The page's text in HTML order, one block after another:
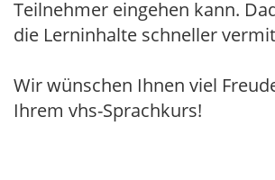
Teilnehmer eingehen kann.
die Lerninhalte schneller
Wir wünschen Ihnen viel
Ihrem vhs-Sprachkurs!